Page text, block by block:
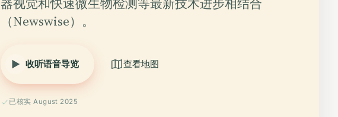
（Newswise）。
收听语音导览 查看地图
已核实 August 2025